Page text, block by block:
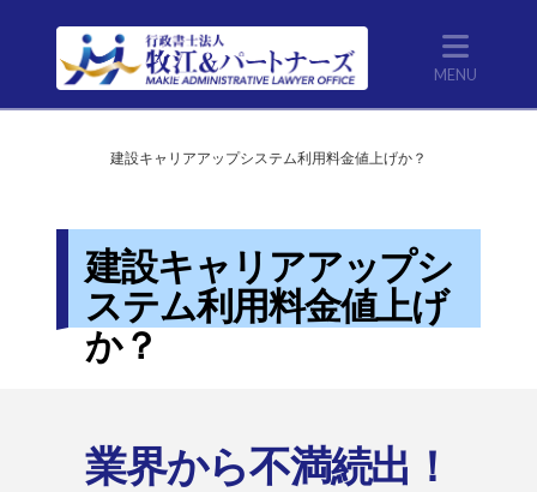
建設キャリアアップシステム利用料金値上げか？
建設キャリアアップシ
ステム利用料金値上げ
か？
業界から不満続出！